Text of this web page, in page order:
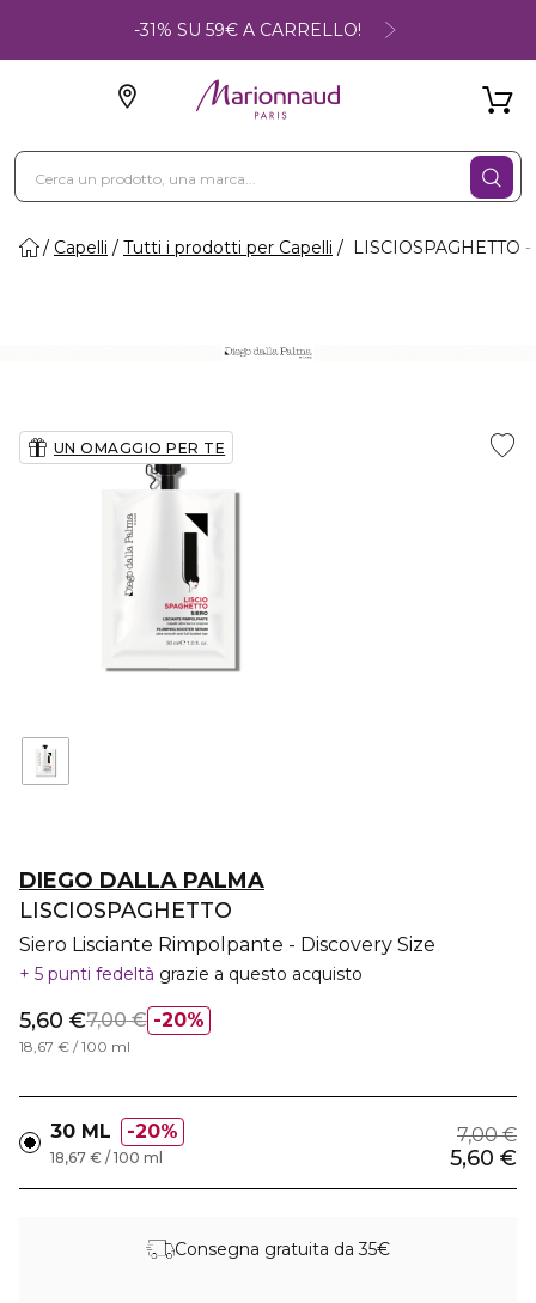
-31% SU 59€ A CARRELLO!
Capelli Tutti i prodotti per Capelli LISCIOSPAGHETTO
UN OMAGGIO PER TE
DIEGO DALLA PALMA
LISCIOSPAGHETTO
Siero Lisciante Rimpolpante - Discovery Size
5 punti fedeltà grazie a questo acquisto
20%
5,60 €7,00 €
18,67 € / 100 ml
30 ML 20% 7,00 €
5,60 €
18,67 € / 100 ml
Consegna gratuita da 35€